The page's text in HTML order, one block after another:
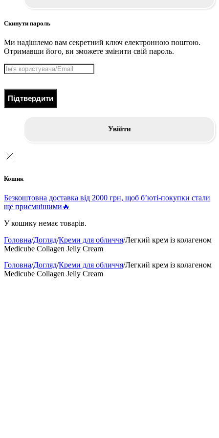
Скинути пароль
Ми надішлемо вам секретний ключ електронною поштою.
Отримавши його, ви зможете змінити свій пароль.
Підтвердити
Увійти
Кошик
Безкоштовна доставка від 2000 грн, щоб б’юті-покупки стали
ще приємнішими🔥
У кошику немає товарів.
Головна/Догляд/Креми для обличчя/Легкий крем із колагеном
Medicube Collagen Jelly Cream
Головна/Догляд/Креми для обличчя/Легкий крем із колагеном
Medicube Collagen Jelly Cream